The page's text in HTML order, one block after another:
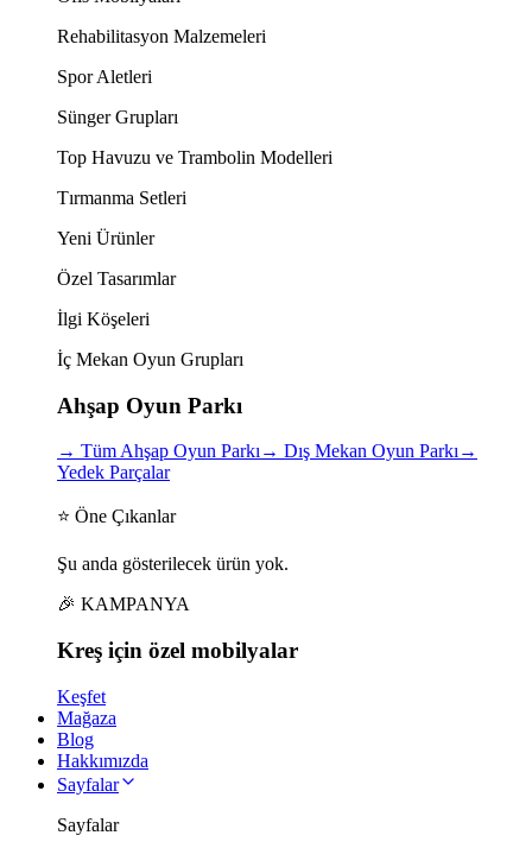
Rehabilitasyon Malzemeleri
Spor Aletleri
Sünger Grupları
Top Havuzu ve Trambolin Modelleri
Tırmanma Setleri
Yeni Ürünler
Özel Tasarımlar
İlgi Köşeleri
İç Mekan Oyun Grupları
Ahşap Oyun Parkı
→ Tüm Ahşap Oyun Parkı→ Dış Mekan Oyun Parkı→
Yedek Parçalar
⭐ Öne Çıkanlar
Şu anda gösterilecek ürün yok.
🎉 KAMPANYA
Kreş için özel mobilyalar
Keşfet
Mağaza
Blog
Hakkımızda
Sayfalar
Sayfalar